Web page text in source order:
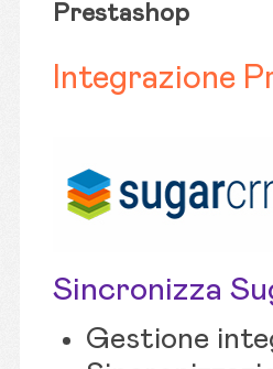
Prestashop
Integrazione
Sincronizza
Gestione